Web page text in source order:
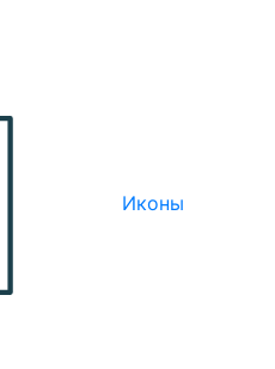
Иконы